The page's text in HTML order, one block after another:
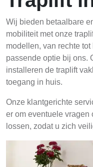
Wij bieden betaalbare
mobiliteit met onze
modellen, van rechte
passende optie bij ons.
installeren de traplift
toegang in huis.
Onze klantgerichte
er om eventuele vragen
lossen, zodat u zich